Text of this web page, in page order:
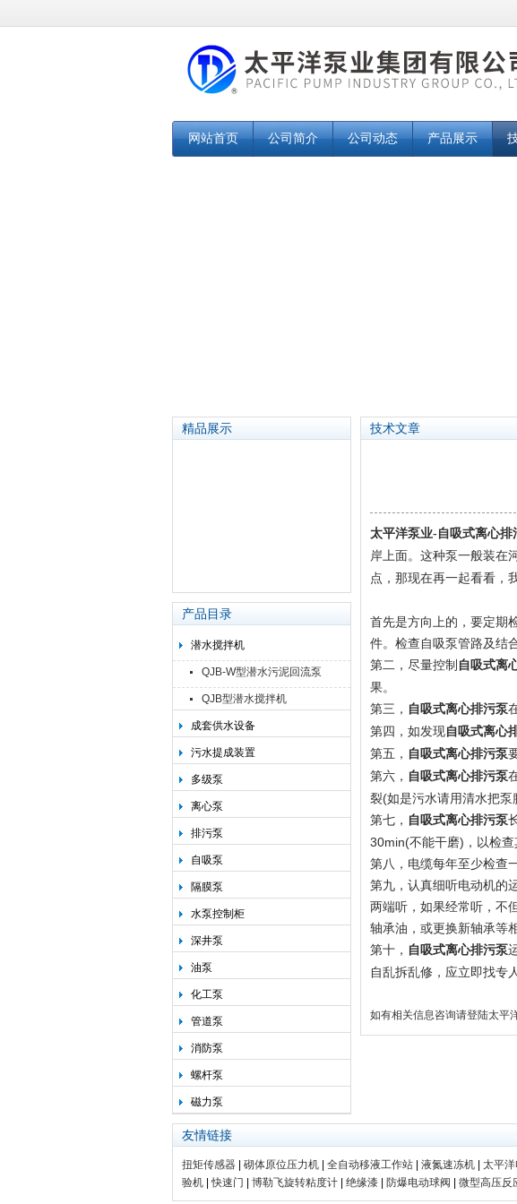
网站首页 公司简介 公司动态 产品展示
精品展示
产品目录
潜水搅拌机
QJB-W型潜水污泥回流泵
QJB型潜水搅拌机
成套供水设备
污水提成装置
多级泵
离心泵
排污泵
自吸泵
隔膜泵
水泵控制柜
深井泵
油泵
化工泵
管道泵
消防泵
螺杆泵
磁力泵
技术文章
太平洋泵业-自吸式离心排
岸上面。这种泵一般装在
点，那现在再一起看看，
首先是方向上的，要定期
件。检查自吸泵管路及结
第二，尽量控制 自吸式离
果。
第三， 自吸式离心排污泵
第四，如发现自吸式离心
第五， 自吸式离心排污泵
第六， 自吸式离心排污泵
裂(如是污水请用清水把泵
第七， 自吸式离心排污泵
30min(不能干磨)，以检查
第八，电缆每年至少检查
第九，认真细听电动机的
两端听，如果经常听，不
轴承油，或更换新轴承等
第十， 自吸式离心排污泵
自乱拆乱修，应立即找专
如有相关信息咨询请登陆太平
友情链接
扭矩传感器 砌体原位压力机 全自动移液工作站 液氮速冻机 太平
验机 |快速门 博勒飞旋转粘度计 绝缘漆 防爆电动球阀 微型高压反